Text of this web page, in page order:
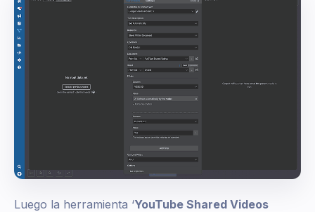
Luego la herramienta ‘YouTube Shared Videos